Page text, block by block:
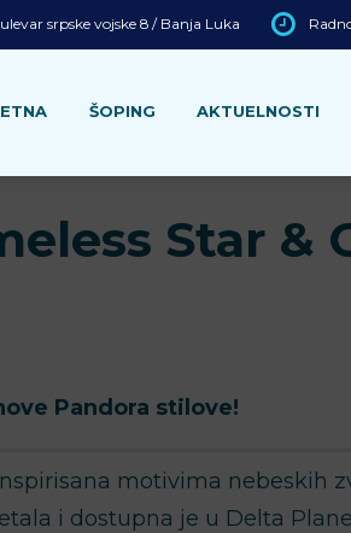
srpske vojske 8 / Banja Luka
ŠOPING AKTUELNOSTI
Star &
Pandora stilove!
motivima nebeskih
i dostupna je u Delta